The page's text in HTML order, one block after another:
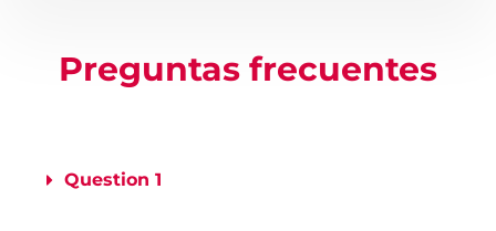
Preguntas frecuentes
Question 1